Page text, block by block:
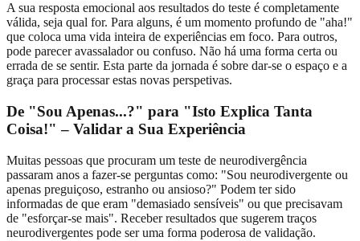
A sua resposta emocional aos resultados do teste é completamente
válida, seja qual for. Para alguns, é um momento profundo de "aha!"
que coloca uma vida inteira de experiências em foco. Para outros,
pode parecer avassalador ou confuso. Não há uma forma certa ou
errada de se sentir. Esta parte da jornada é sobre dar-se o espaço e a
graça para processar estas novas perspetivas.
De "Sou Apenas...?" para "Isto Explica Tanta
Coisa!" – Validar a Sua Experiência
Muitas pessoas que procuram um teste de neurodivergência
passaram anos a fazer-se perguntas como: "Sou neurodivergente ou
apenas preguiçoso, estranho ou ansioso?" Podem ter sido
informadas de que eram "demasiado sensíveis" ou que precisavam
de "esforçar-se mais". Receber resultados que sugerem traços
neurodivergentes pode ser uma forma poderosa de validação.